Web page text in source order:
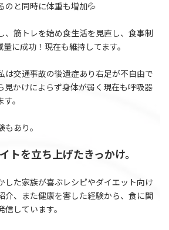
のと同時に体重も増加💦
、筋トレを始め食生活を見直し、食事制
に成功！現在も維持してます。
は交通事故の後遺症あり右足が不自由で
見かけによらず身体が弱く現在も呼吸器
。
あり。
トを立ち上げたきっかけ。
した家族が喜ぶレシピやダイエット向け
介、また健康を害した経験から、食に関
しています。